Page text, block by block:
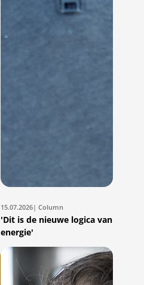
15.07.2026| Column
'Dit is de nieuwe logica van
energie'